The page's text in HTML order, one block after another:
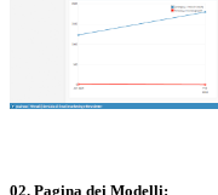
02. Pagina dei Modelli: